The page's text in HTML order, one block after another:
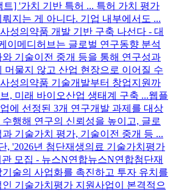
트] '가치 기반 특허 ... 특허 가치 평가
지는 게 아니다. 기업 내부에서도 ...
성의약품 개발 기반 구축 나선다 - 대
이메디허브는 글로벌 연구동향 분석
기술이전 중개 등을 통해 연구성과
머물지 않고 산업 현장으로 이어질 수
성의약품 기술개발부터 창업지원까
, 미래 바이오산업 생태계 구축 ...웹플
에 선정된 3개 연구개발 과제를 대상
행해 연구의 신뢰성을 높이고, 글로
기술가치 평가, 기술이전 중개 등 ...
, '2026년 첨단재생의료 기술가치평가
모집 - 뉴스N연합뉴스N연합첨단재
술의 사업화를 촉진하고 투자 유치를
기술가치평가 지원사업이 본격적으